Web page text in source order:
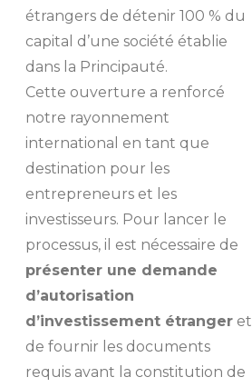
étrangers de détenir 100 % du
capital d’une société établie
dans la Principauté.
Cette ouverture a renforcé
notre rayonnement
international en tant que
destination pour les
entrepreneurs et les
investisseurs. Pour lancer le
processus, il est nécessaire de
présenter une demande
d’autorisation
d’investissement étranger et
de fournir les documents
requis avant la constitution de